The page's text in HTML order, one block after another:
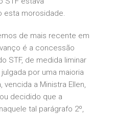
esta morosidade.
de mais recente em
é a concessão
STF, de medida liminar
por uma maioria
vencida a Ministra Ellen,
decidido que a
tal parágrafo 2º,